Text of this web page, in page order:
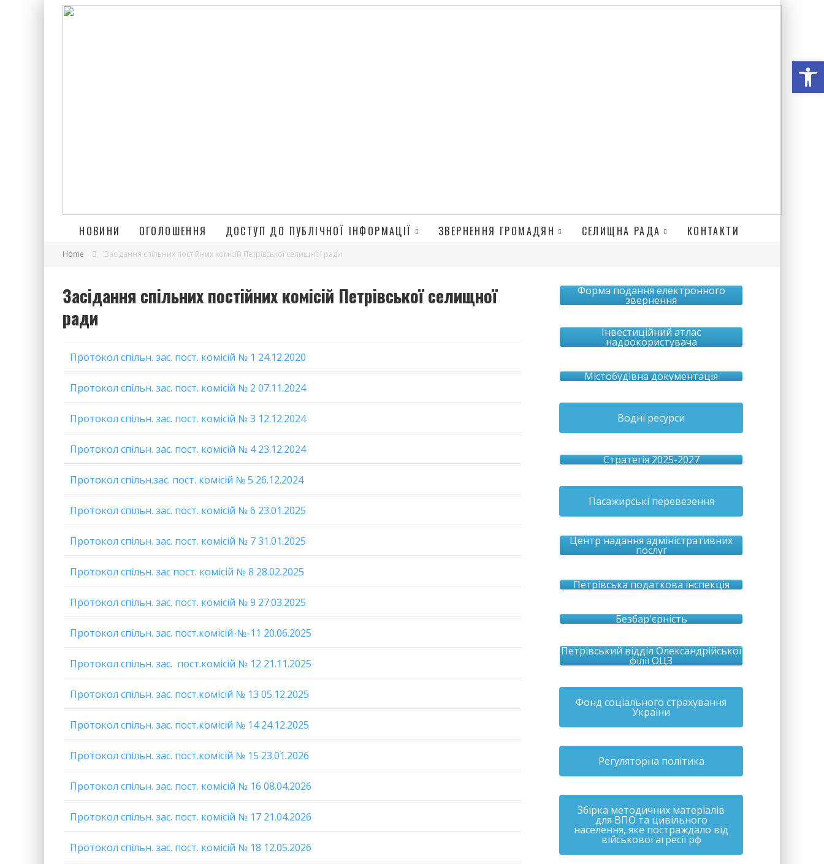
НОВИНИ ОГОЛОШЕННЯ ДОСТУП ДО ПУБЛІЧНОЇ ІНФОРМАЦІЇ ЗВЕРНЕННЯ ГРОМАДЯН СЕЛИЩНА РАДА КОНТАКТИ
Home Засідання спільних постійних комісій Петрівської селищної ради
Засідання спільних постійних комісій Петрівської селищної
ради
Протокол спільн. зас. пост. комісій № 1 24.12.2020
Протокол спільн. зас. пост. комісій № 2 07.11.2024
Протокол спільн. зас. пост. комісій № 3 12.12.2024
Протокол спільн. зас. пост. комісій № 4 23.12.2024
Протокол спільн.зас. пост. комісій № 5 26.12.2024
Протокол спільн. зас. пост. комісій № 6 23.01.2025
Протокол спільн. зас. пост. комісій № 7 31.01.2025
Протокол спільн. зас пост. комісій № 8 28.02.2025
Протокол спільн. зас. пост. комісій № 9 27.03.2025
Протокол спільн. зас. пост.комісій-№-11 20.06.2025
Протокол спільн. зас. пост.комісій № 12 21.11.2025
Протокол спільн. зас. пост.комісій № 13 05.12.2025
Протокол спільн. зас. пост.комісій № 14 24.12.2025
Протокол спільн. зас. пост.комісій № 15 23.01.2026
Протокол спільн. зас. пост. комісій № 16 08.04.2026
Протокол спільн. зас. пост. комісій № 17 21.04.2026
Протокол спільн. зас. пост. комісій № 18 12.05.2026
Форма подання електронного
звернення
Інвестиційний атлас
надрокористувача
Містобудівна документація
Водні ресурси
Стратегія 2025-2027
Пасажирські перевезення
Центр надання адміністративних
послуг
Петрівська податкова інспекція
Безбар'єрність
Петрівський відділ Олександрійської
філії ОЦЗ
Фонд соціального страхування
України
Регуляторна політика
Збірка методичних матеріалів
для ВПО та цивільного
населення, яке постраждало від
військової агресії рф